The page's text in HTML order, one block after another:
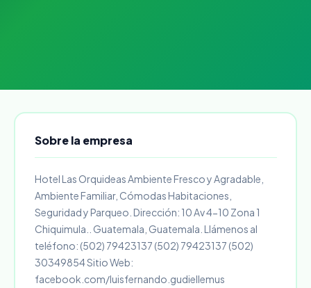
Sobre la empresa
Hotel Las Orquideas Ambiente Fresco y Agradable,
Ambiente Familiar, Cómodas Habitaciones,
Seguridad y Parqueo. Dirección: 10 Av 4-10 Zona 1
Chiquimula.. Guatemala, Guatemala. Llámenos al
teléfono: (502) 79423137 (502) 79423137 (502)
30349854 Sitio Web:
facebook.com/luisfernando.gudiellemus